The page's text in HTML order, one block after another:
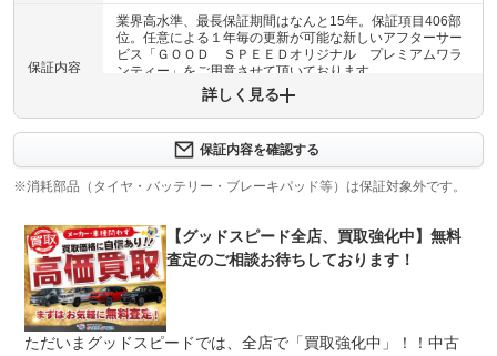
保証内容
業界高水準、最長保証期間はなんと15年。保証項目406部
位。任意による１年毎の更新が可能な新しいアフターサー
ビス「ＧＯＯＤ ＳＰＥＥＤオリジナル プレミアムワラ
ンティー」をご用意させて頂いております。
上限金額 -
免責金 無し
保証修理
受付先
-
詳しく見る
保証内容を確認する
※消耗部品（タイヤ・バッテリー・ブレーキパッド等）は保証対象外です。
【グッドスピード全店、買取強化中】無料
査定のご相談お待ちしております！
ただいまグッドスピードでは、全店で「買取強化中」！！中古